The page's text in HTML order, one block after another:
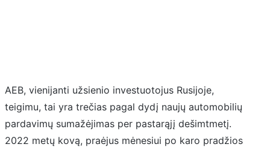
AEB, vienijanti užsienio investuotojus Rusijoje,
teigimu, tai yra trečias pagal dydį naujų automobilių
pardavimų sumažėjimas per pastarąjį dešimtmetį.
2022 metų kovą, praėjus mėnesiui po karo pradžios